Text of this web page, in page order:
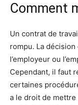
Comment
Un contrat de
rompu. La
l’employeur ou
Cependant, il faut
certaines
a le droit de